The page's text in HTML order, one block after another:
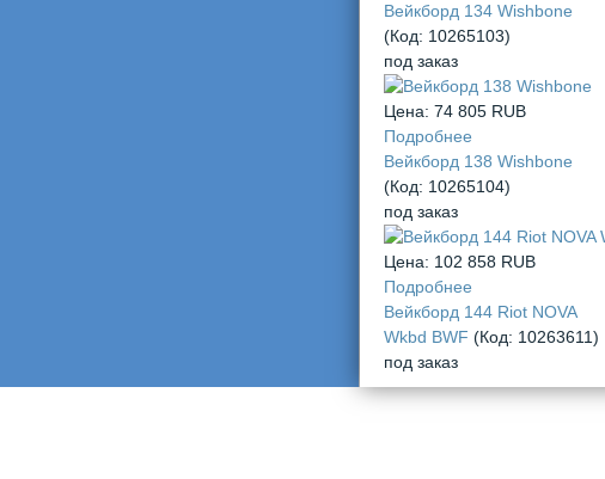
Вейкборд 134 Wishbone
(Код: 10265103)
под заказ
Цена: 74 805 RUB
Подробнее
Вейкборд 138 Wishbone
(Код: 10265104)
под заказ
Цена: 102 858 RUB
Подробнее
Вейкборд 144 Riot NOVA
Wkbd BWF (Код: 10263611)
под заказ